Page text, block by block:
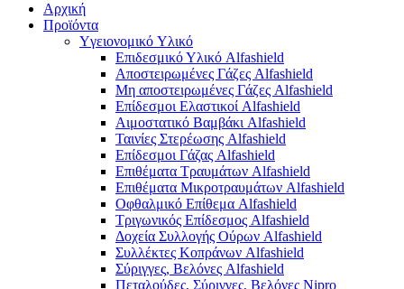
Αρχική
Προϊόντα
Yγειονομικό Yλικό
Επιδεσμικό Υλικό Alfashield
Αποστειρωμένες Γάζες Alfashield
Μη αποστειρωμένες Γάζες Alfashield
Επίδεσμοι Ελαστικοί Alfashield
Αιμοστατικό Βαμβάκι Alfashield
Ταινίες Στερέωσης Alfashield
Επίδεσμοι Γάζας Alfashield
Επιθέματα Τραυμάτων Alfashield
Επιθέματα Μικροτραυμάτων Alfashield
Οφθαλμικό Eπίθεμα Alfashield
Τριγωνικός Επίδεσμος Alfashield
Δοχεία Συλλογής Ούρων Alfashield
Συλλέκτες Κοπράνων Alfashield
Σύριγγες, Βελόνες Alfashield
Πεταλούδες, Σύριγγες, Βελόνες Nipro